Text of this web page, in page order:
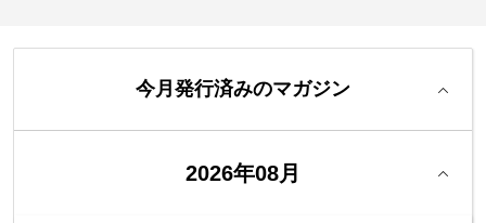
今月発行済みのマガジン
2026年08月